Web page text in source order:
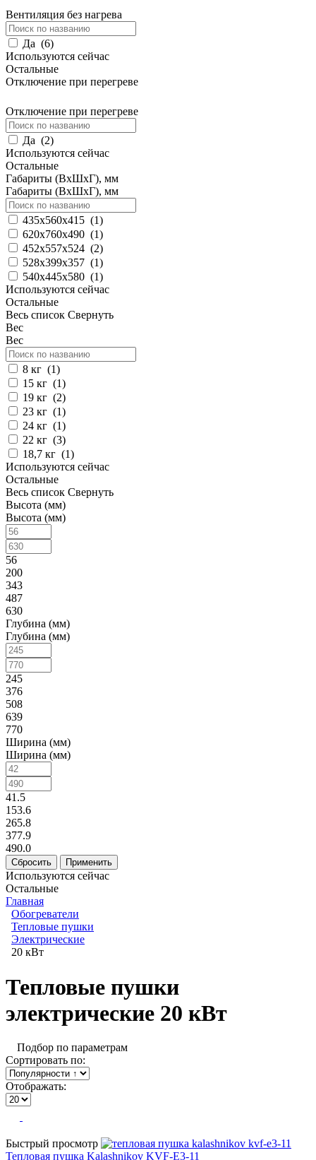
Вентиляция без нагрева
Да (6)
Используются сейчас
Остальные
Отключение при перегреве
Отключение при перегреве
Да (2)
Используются сейчас
Остальные
Габариты (ВхШхГ), мм
Габариты (ВхШхГ), мм
435х560х415 (1)
620х760х490 (1)
452х557x524 (2)
528x399x357 (1)
540x445x580 (1)
Используются сейчас
Остальные
Весь список Свернуть
Вес
Вес
8 кг (1)
15 кг (1)
19 кг (2)
23 кг (1)
24 кг (1)
22 кг (3)
18,7 кг (1)
Используются сейчас
Остальные
Весь список Свернуть
Высота (мм)
Высота (мм)
56
200
343
487
630
Глубина (мм)
Глубина (мм)
245
376
508
639
770
Ширина (мм)
Ширина (мм)
41.5
153.6
265.8
377.9
490.0
Используются сейчас
Остальные
Главная
Обогреватели
Тепловые пушки
Электрические
20 кВт
Тепловые пушки
электрические 20 кВт
Подбор по параметрам
Сортировать по:
Отображать:
Быстрый просмотр
Тепловая пушка Kalashnikov KVF-E3-11